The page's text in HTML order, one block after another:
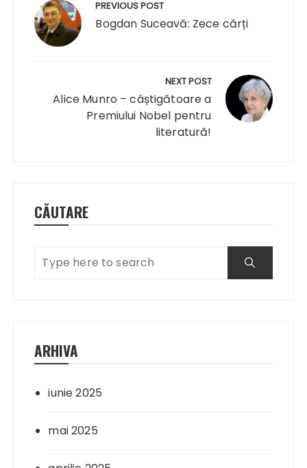
articole
PREVIOUS POST
Bogdan Suceavă: Zece cărți
NEXT POST
Alice Munro – câștigătoare a
Premiului Nobel pentru
literatură!
CĂUTARE
ARHIVA
iunie 2025
mai 2025